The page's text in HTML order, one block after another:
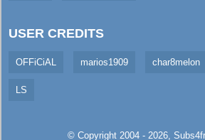
USER CREDITS
OFFiCiAL marios1909 char8melon
LS
© Copyright 2004 - 2026,